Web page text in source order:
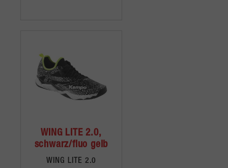
WING LITE 2.0,
schwarz/fluo gelb
WING LITE 2.0